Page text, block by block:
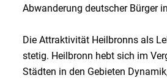
Abwanderung deutscher Bürger
Die Attraktivität Heilbronns als
stetig. Heilbronn hebt sich im
Städten in den Gebieten